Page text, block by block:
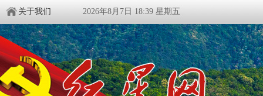
关于我们 2026年8月7日 18:39 星期五